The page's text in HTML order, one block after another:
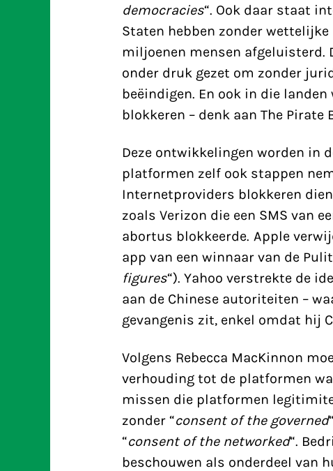
democracies“. Ook daar staat
Staten hebben zonder
miljoenen mensen afgeluisterd.
onder druk gezet om zonder
beëindigen. En ook in die
blokkeren – denk aan The Pirate
Deze ontwikkelingen worden in
platformen zelf ook stappen
Internetproviders blokkeren
zoals Verizon die een SMS van
abortus blokkeerde. Apple
app van een winnaar van de
figures“). Yahoo verstrekte de
aan de Chinese autoriteiten –
gevangenis zit, enkel omdat hij
Volgens Rebecca MacKinnon
verhouding tot de platformen
missen die platformen
zonder “consent of the governed
“consent of the networked“.
beschouwen als onderdeel van